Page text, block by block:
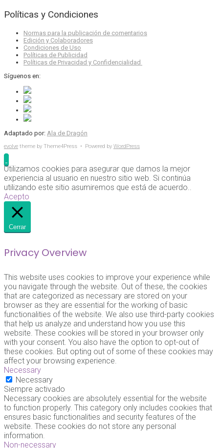
Políticas y Condiciones
Normas para la publicación de comentarios
Edición y Colaboradores
Condiciones de Uso
Políticas de Publicidad
Políticas de Privacidad y Confidencialidad
Síguenos en:
Adaptado por: Ala de Dragón
evolve theme by Theme4Press • Powered by WordPress
Utilizamos cookies para asegurar que damos la mejor
experiencia al usuario en nuestro sitio web. Si continúa
utilizando este sitio asumiremos que está de acuerdo..
Acepto
Cerrar
Privacy Overview
This website uses cookies to improve your experience while
you navigate through the website. Out of these, the cookies
that are categorized as necessary are stored on your
browser as they are essential for the working of basic
functionalities of the website. We also use third-party cookies
that help us analyze and understand how you use this
website. These cookies will be stored in your browser only
with your consent. You also have the option to opt-out of
these cookies. But opting out of some of these cookies may
affect your browsing experience.
Necessary
Necessary
Siempre activado
Necessary cookies are absolutely essential for the website
to function properly. This category only includes cookies that
ensures basic functionalities and security features of the
website. These cookies do not store any personal
information.
Non-necessary